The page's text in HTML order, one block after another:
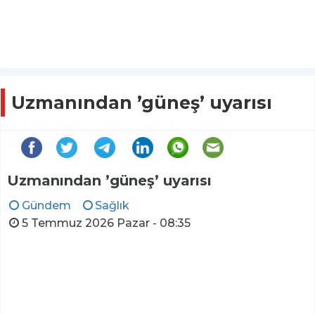
Uzmanından ’güneş’ uyarısı
Uzmanından ’güneş’ uyarısı
Gündem
Sağlık
5 Temmuz 2026 Pazar - 08:35